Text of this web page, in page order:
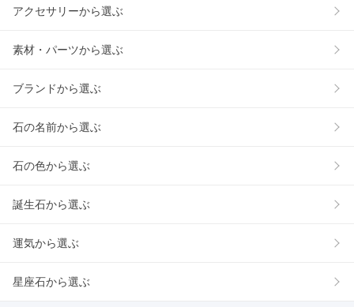
アクセサリーから選ぶ
素材・パーツから選ぶ
ブランドから選ぶ
石の名前から選ぶ
石の色から選ぶ
誕生石から選ぶ
運気から選ぶ
星座石から選ぶ